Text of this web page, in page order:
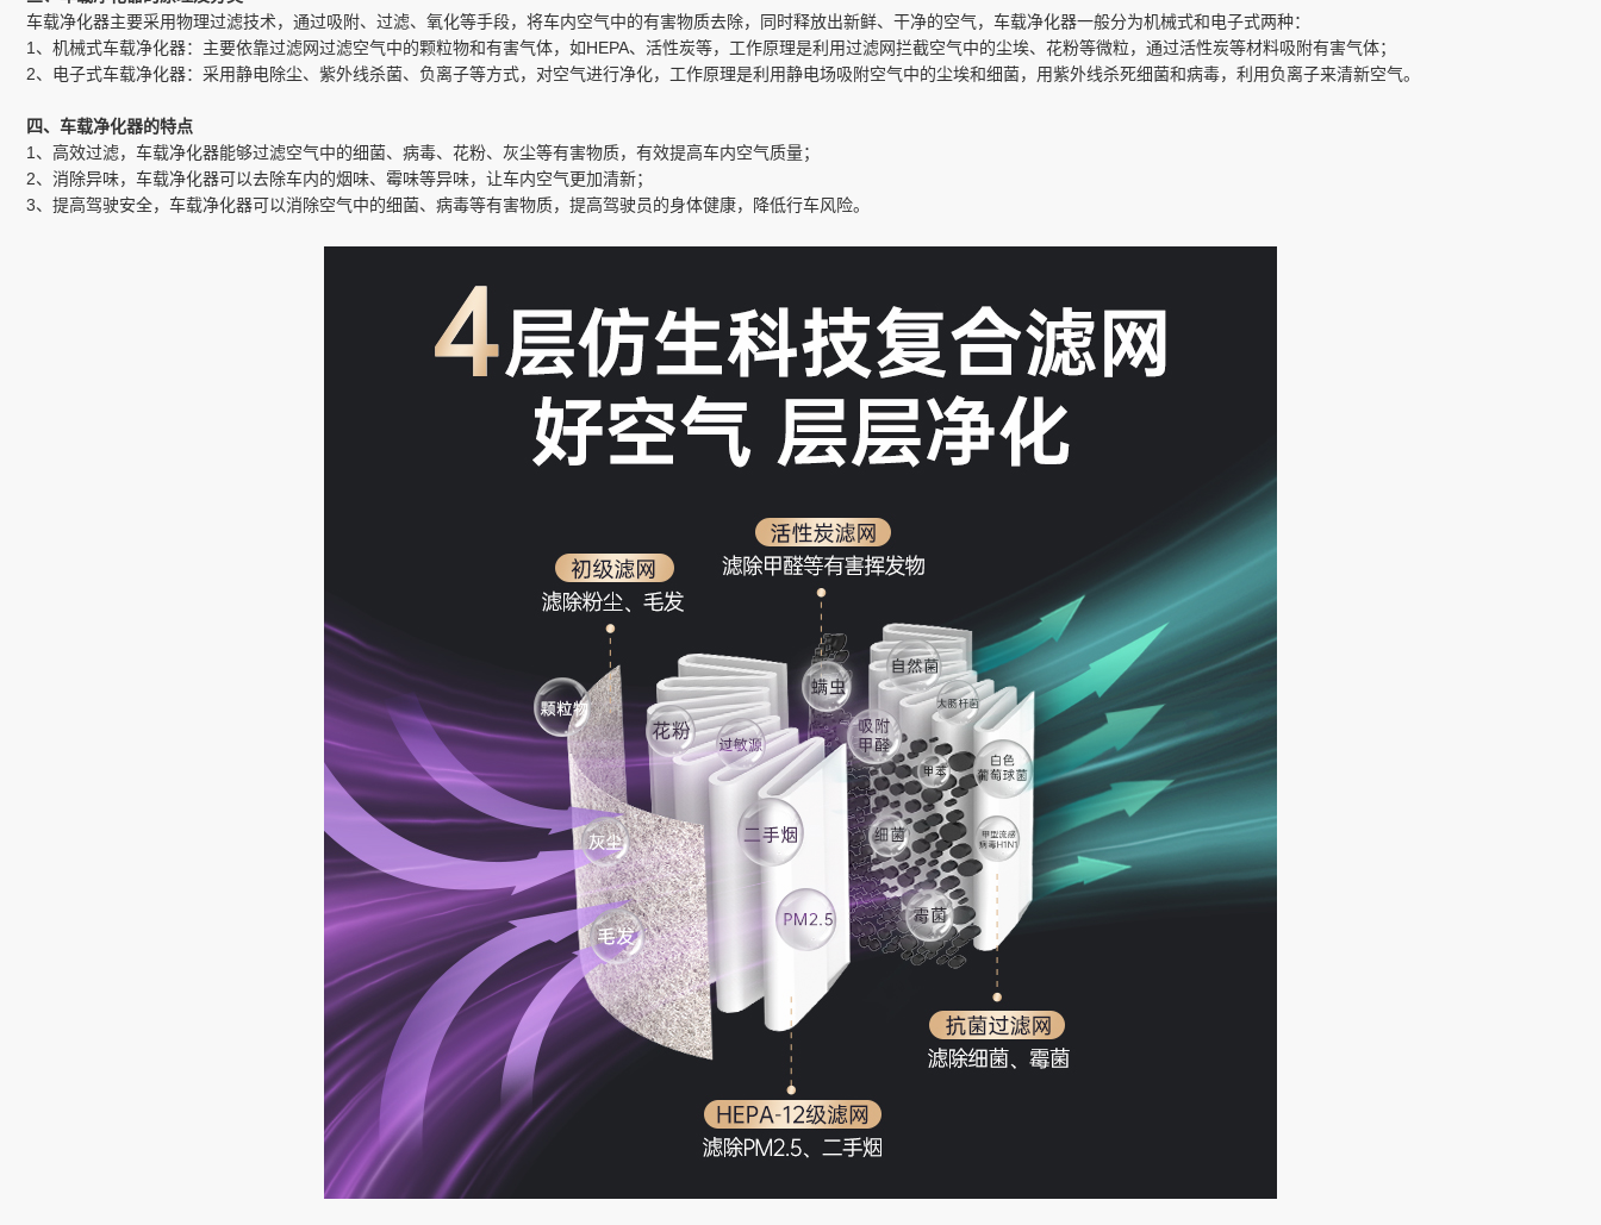
车载净化器主要采用物理过滤技术，通过吸附、过滤、氧化等手段，将车内空气中的有害物质去除，同时释放出新鲜、干净的空气，车载净化器一般分为机械式和电子式两种：
1、机械式车载净化器：主要依靠过滤网过滤空气中的颗粒物和有害气体，如HEPA、活性炭等，工作原理是利用过滤网拦截空气中的尘埃、花粉等微粒，通过活性炭等材料吸附有害气体；
2、电子式车载净化器：采用静电除尘、紫外线杀菌、负离子等方式，对空气进行净化，工作原理是利用静电场吸附空气中的尘埃和细菌，用紫外线杀死细菌和病毒，利用负离子来清新空气。
四、车载净化器的特点
1、高效过滤，车载净化器能够过滤空气中的细菌、病毒、花粉、灰尘等有害物质，有效提高车内空气质量；
2、消除异味，车载净化器可以去除车内的烟味、霉味等异味，让车内空气更加清新；
3、提高驾驶安全，车载净化器可以消除空气中的细菌、病毒等有害物质，提高驾驶员的身体健康，降低行车风险。